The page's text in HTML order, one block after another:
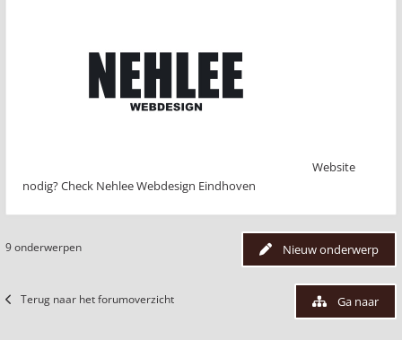
Website
nodig? Check Nehlee Webdesign Eindhoven
Nieuw onderwerp
9 onderwerpen
Terug naar het forumoverzicht Ga naar